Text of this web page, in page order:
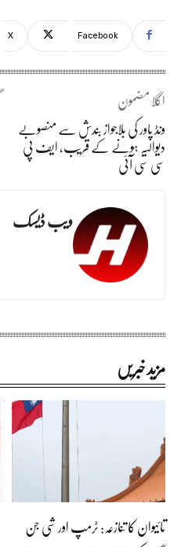
Facebook
X
اگلا مضمون
ونڈ پاور کی بلاجواز بندش سے منصوبے
دیوالیہ ہونے کے قریب، ایف پی
سی سی آئی
ویب ڈیسک
مزید خبریں
تائیوان کا تنازعہ: ٹرمپ اور شی جن